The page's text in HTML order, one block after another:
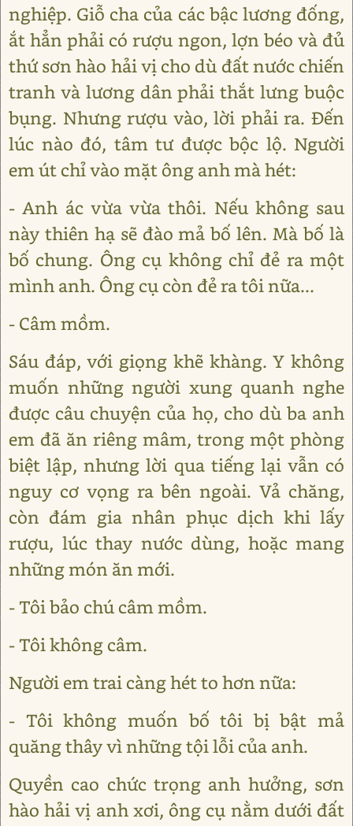
nghiệp. Giỗ cha của các bậc lương đống,
ắt hẳn phải có rượu ngon, lợn béo và đủ
thứ sơn hào hải vị cho dù đất nước chiến
tranh và lương dân phải thắt lưng buộc
bụng. Nhưng rượu vào, lời phải ra. Đến
lúc nào đó, tâm tư được bộc lộ. Người
em út chỉ vào mặt ông anh mà hét:
- Anh ác vừa vừa thôi. Nếu không sau
này thiên hạ sẽ đào mả bố lên. Mà bố là
bố chung. Ông cụ không chỉ đẻ ra một
mình anh. Ông cụ còn đẻ ra tôi nữa...
- Câm mồm.
Sáu đáp, với giọng khẽ khàng. Y không
muốn những người xung quanh nghe
được câu chuyện của họ, cho dù ba anh
em đã ăn riêng mâm, trong một phòng
biệt lập, nhưng lời qua tiếng lại vẫn có
nguy cơ vọng ra bên ngoài. Vả chăng,
còn đám gia nhân phục dịch khi lấy
rượu, lúc thay nước dùng, hoặc mang
những món ăn mới.
- Tôi bảo chú câm mồm.
- Tôi không câm.
Người em trai càng hét to hơn nữa:
- Tôi không muốn bố tôi bị bật mả
quăng thây vì những tội lỗi của anh.
Quyền cao chức trọng anh hưởng, sơn
hào hải vị anh xơi, ông cụ nằm dưới đất